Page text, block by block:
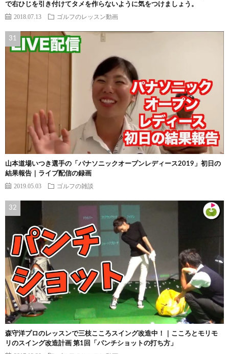
で右ひじを引き付けてタメを作らないように気をつけましょう。
2018.07.13 ゴルフのレッスン動画
山本道場いつき選手の「パナソニックオープンレディース2019」初日の
結果報告｜ライブ配信の録画
2019.05.03 ゴルフの雑談
森守洋プロのレッスンで三枝こころスイング改造中！｜こころとモリモ
リのスイング改造計画 第1回「パンチショットの打ち方」